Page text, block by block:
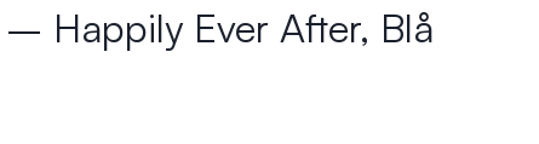
Happily Ever After, Blå